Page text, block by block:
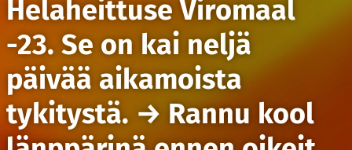
Helaheittuse Viromaal
-23. Se on kai neljä
päivää aikamoista
tykitystä. → Rannu kool